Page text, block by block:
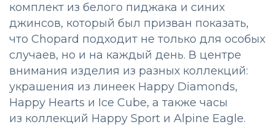
комплект из белого пиджака и синих
джинсов, который был призван показать,
что Chopard подходит не только для особых
случаев, но и на каждый день. В центре
внимания изделия из разных коллекций:
украшения из линеек Happy Diamonds,
Happy Hearts и Ice Cube, а также часы
из коллекций Happy Sport и Alpine Eagle.